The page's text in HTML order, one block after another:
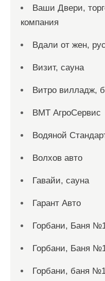
Ваши Двери,
компания
Вдали от жен,
Визит, сауна
Витро вилладж,
ВМТ АгроСервис
Водяной
Волхов авто
Гавайи, сауна
Гарант Авто
Горбани, Баня
Горбани, Баня
Горбани, баня